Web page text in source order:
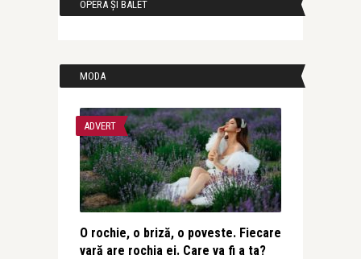
OPERA ȘI BALET
MODA
ADVERT
O rochie, o briză, o poveste. Fiecare
vară are rochia ei. Care va fi a ta?